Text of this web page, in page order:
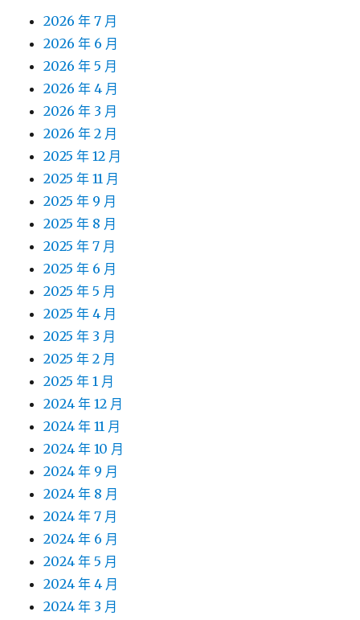
2026 年 7 月
2026 年 6 月
2026 年 5 月
2026 年 4 月
2026 年 3 月
2026 年 2 月
2025 年 12 月
2025 年 11 月
2025 年 9 月
2025 年 8 月
2025 年 7 月
2025 年 6 月
2025 年 5 月
2025 年 4 月
2025 年 3 月
2025 年 2 月
2025 年 1 月
2024 年 12 月
2024 年 11 月
2024 年 10 月
2024 年 9 月
2024 年 8 月
2024 年 7 月
2024 年 6 月
2024 年 5 月
2024 年 4 月
2024 年 3 月